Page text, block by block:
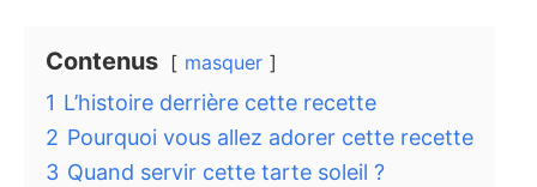
Contenus masquer
1 L’histoire derrière cette recette
2 Pourquoi vous allez adorer cette recette
3 Quand servir cette tarte soleil ?